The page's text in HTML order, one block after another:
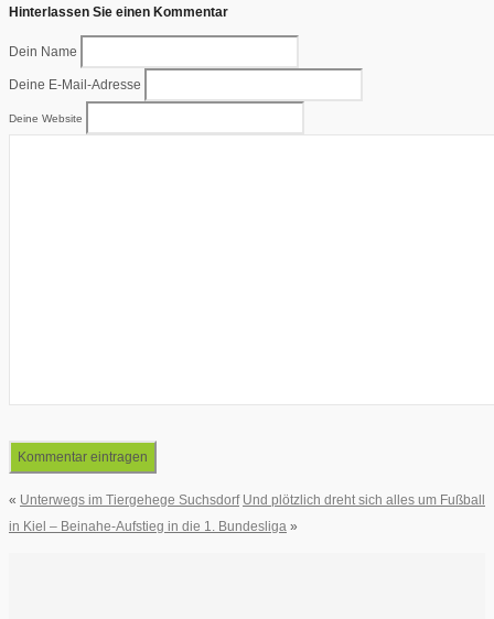
Hinterlassen Sie einen Kommentar
Dein Name
Deine E-Mail-Adresse
Deine Website
« Unterwegs im Tiergehege Suchsdorf Und plötzlich dreht sich alles um Fußball
in Kiel – Beinahe-Aufstieg in die 1. Bundesliga »